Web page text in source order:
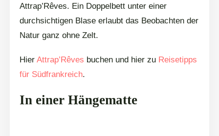
Attrap’Rêves. Ein Doppelbett unter einer
durchsichtigen Blase erlaubt das Beobachten der
Natur ganz ohne Zelt.
Hier Attrap’Rêves buchen und hier zu Reisetipps
für Südfrankreich.
In einer Hängematte